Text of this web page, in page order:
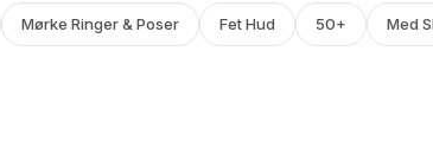
Mørke Ringer & Poser Fet Hud 50+ Med